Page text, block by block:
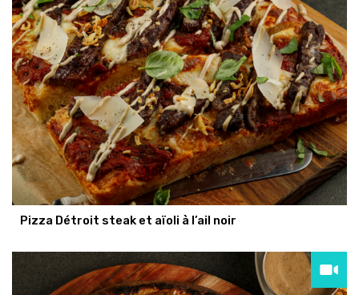
Pizza Détroit steak et aïoli à l’ail noir